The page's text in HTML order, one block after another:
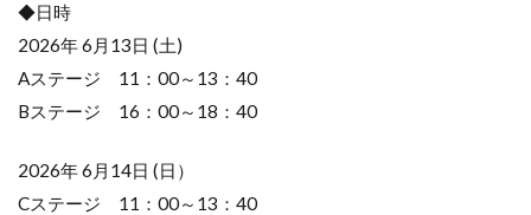
◆日時
2026年 6月13日 (土)
Aステージ 11：00～13：40
Bステージ 16：00～18：40
2026年 6月14日 (日）
Cステージ 11：00～13：40